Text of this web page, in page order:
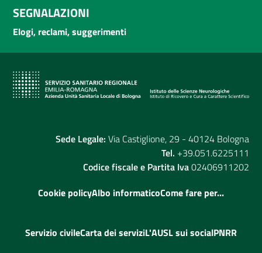
SEGNALAZIONI
Elogi, reclami, suggerimenti
Sede Legale: Via Castiglione, 29 - 40124 Bologna
Tel. +39.051.6225111
Codice fiscale e Partita Iva02406911202
Cookie policyAlbo informaticoCome fare per...
Servizio civileCarta dei serviziL'AUSL sui socialPNRR